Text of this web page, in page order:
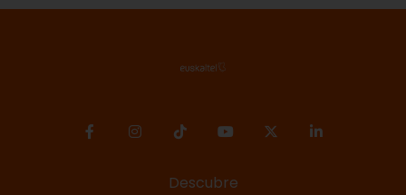
Descubre